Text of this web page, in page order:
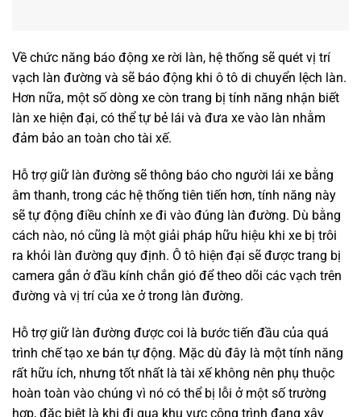
Về chức năng báo động xe rời làn, hệ thống sẽ quét vị trí
vạch làn đường và sẽ báo động khi ô tô di chuyển lệch làn.
Hơn nữa, một số dòng xe còn trang bị tính năng nhận biết
làn xe hiện đại, có thể tự bẻ lái và đưa xe vào làn nhằm
đảm bảo an toàn cho tài xế.
Hỗ trợ giữ làn đường sẽ thông báo cho người lái xe bằng
âm thanh, trong các hệ thống tiên tiến hơn, tính năng này
sẽ tự động điều chỉnh xe đi vào đúng làn đường. Dù bằng
cách nào, nó cũng là một giải pháp hữu hiệu khi xe bị trôi
ra khỏi làn đường quy định. Ô tô hiện đại sẽ được trang bị
camera gắn ở đầu kính chắn gió để theo dõi các vạch trên
đường và vị trí của xe ở trong làn đường.
Hỗ trợ giữ làn đường được coi là bước tiến đầu của quá
trình chế tạo xe bán tự động. Mặc dù đây là một tính năng
rất hữu ích, nhưng tốt nhất là tài xế không nên phụ thuộc
hoàn toàn vào chúng vì nó có thể bị lỗi ở một số trường
hợp, đặc biệt là khi đi qua khu vực công trình đang xây